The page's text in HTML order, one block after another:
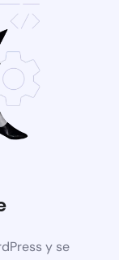
y se